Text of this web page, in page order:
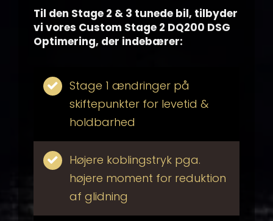
Til den Stage 2 & 3 tunede bil, tilbyder
vi vores Custom Stage 2 DQ200 DSG
Optimering, der indebærer:
Stage 1 ændringer på
skiftepunkter for levetid &
holdbarhed
Højere koblingstryk pga.
højere moment for reduktion
af glidning